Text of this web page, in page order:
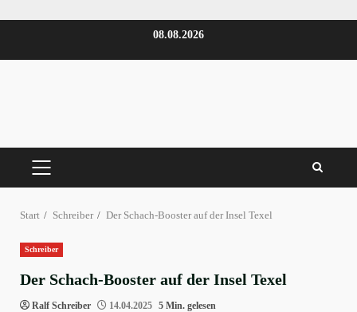
08.08.2026
PRIMÄRES
Start Schreiber Der Schach-Booster auf der Insel Texel
Schreiber
Der Schach-Booster auf der Insel Texel
Ralf Schreiber 14.04.2025 5 Min. gelesen